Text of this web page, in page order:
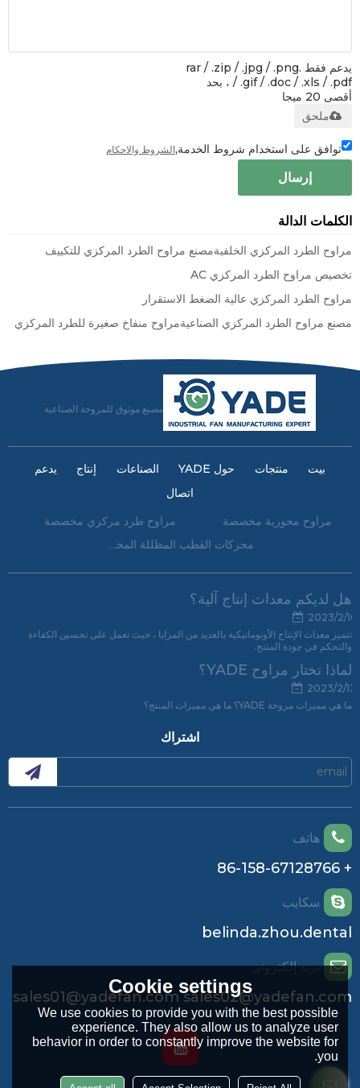
يدعم فقط .rar / .zip / .jpg / .png
/ .gif / .doc / .xls / .pdf ، بحد
أقصى 20 ميجا
ملحق
توافق على استخدام شروط الخدمة,الشروط والاحكام
إرسال
الكلمات الدالة
مراوح الطرد المركزي الخلفيةمصنع مراوح الطرد المركزي للتكييف
تخصيص مراوح الطرد المركزي AC
مراوح الطرد المركزي عالية الضغط الاستقرار
مصنع مراوح الطرد المركزي الصناعيةمراوح منفاخ صغيرة للطرد المركزي
مصنع موثوق للمروحة الصناعية
بيت منتجات حول YADE الصناعات إنتاج
يدعم
اتصال
مراوح محورية مخصصة
مراوح طرد مركزي مخصصة
محركات القطب المظللة المخصصة
هل لديكم معدات إنتاج آلية؟
2023/2/16
تتميز معدات الإنتاج الأوتوماتيكية بالعديد من المزايا ، حيث تعمل على تحسين الكفاءة
والتحكم في جودة المنتج.
لماذا تختار مراوح YADE؟
2023/2/13
ما هي مميزات مروحة YADE؟ ما هي مميزات المنتج؟
اشتراك
هاتف
+ 86-158-67128766
سكايب
belinda.zhou.dental
بريد إلكتروني
sales01@yadefan.com sales02@yadefan.com
Cookie settings
We use cookies to provide you with the best possible
experience. They also allow us to analyze user
behavior in order to constantly improve the website for
you.